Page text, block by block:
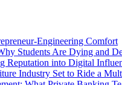
Engineering Comfort
Students Are Dying and
Reputation into Digital
Industry Set to Ride a